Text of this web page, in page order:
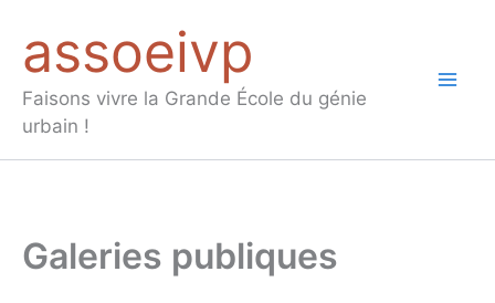
contenu
assoeivp
Faisons vivre la Grande École du génie
urbain !
Galeries publiques